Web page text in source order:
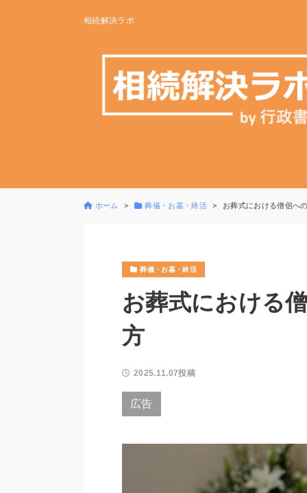
相続解決ラボ
ホーム 葬儀・お墓・終活 お葬式における僧侶へ
葬儀・お墓・終活
お葬式における
方
2025.11.07投稿
広告